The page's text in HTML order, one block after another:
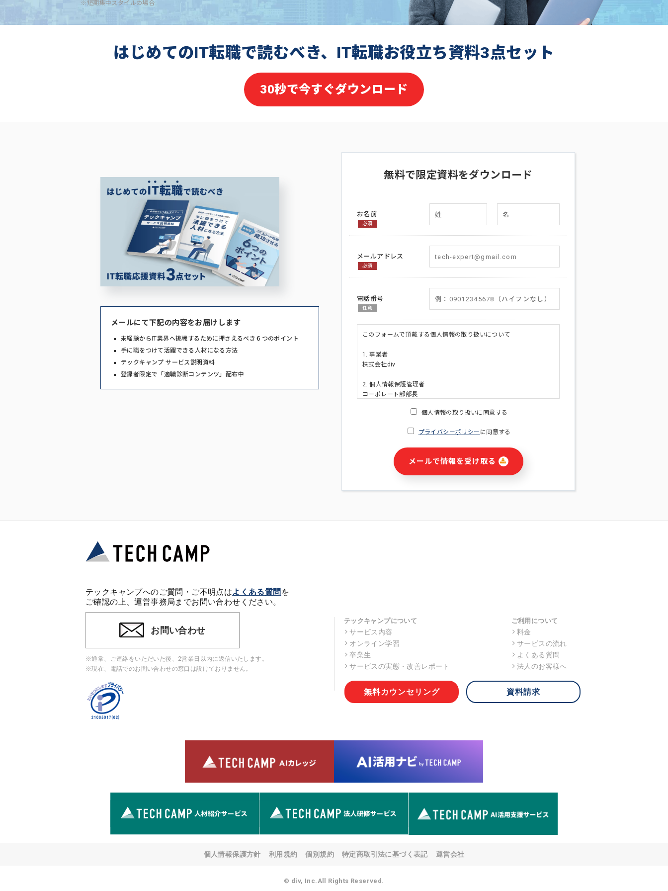
※短期集中スタイルの場合
はじめてのIT転職で読むべき、IT転職お役立ち資料3点セット
30秒で今すぐダウンロード
メールにて下記の内容をお届けします
未経験からIT業界へ挑戦するために押さえるべき６つのポイント
手に職をつけて活躍できる人材になる方法
テックキャンプ サービス説明資料
登録者限定で「適職診断コンテンツ」配布中
無料で限定資料をダウンロード
お名前
必須
メールアドレス
必須
電話番号
任意
このフォームで頂戴する個人情報の取り扱いについて
1. 事業者
株式会社div
2. 個人情報保護管理者
コーポレート部部長
・ご請求された資料の送付のため
・本サービス及び本サービスに関連する情報(当社及び第三者のサー
ビス又は商品等の広告配信・宣伝を含みますが、それらに限定されま
せん)の提供又はそれらに関する連絡のため
5. 個人情報取扱いの委託
当社は事業運営上、前項利用目的の範囲に限って個人情報を外部に委
託することがあります。この場合、個人情報保護水準の高い委託先を
選定し、個人情報の適正管理・機密保持についての契約を交わし、適
6. 個人情報の開示等の請求 ご本人様は、当社に対してご自身の個人
情報の開示等(利用目的の通知、開示、内容の訂正・追加・削除、利
す。ただし、申請が本人確認が不可能な場合や、個人情報保護法の定
す。 なお、アクセスログなどの個人情報以外の情報については、原則
【お問合せ窓口】
株式会社div 個人情報問合せ窓口
〒107-0052 東京都港区赤坂8-4-14 青山タワープレイス6階
メールアドレス:privacy_policy@di-v.co.jp
ご本人様が当社に個人情報を提供されるかどうかは任意によるもので
個人情報の取り扱いに同意する
プライバシーポリシー に同意する
メールで情報を受け取る
テックキャンプへのご質問・ご不明点はよくある質問 を
ご確認の上、運営事務局までお問い合わせください。
お問い合わせ
※通常、ご連絡をいただいた後、2営業日以内に返信いたします。
※現在、電話でのお問い合わせの窓口は設けておりません。
テックキャンプについて
サービス内容
オンライン学習
卒業生
サービスの実態・改善レポート
ご利用について
料金
サービスの流れ
よくある質問
法人のお客様へ
無料カウンセリング 資料請求
個人情報保護方針 利用規約 個別規約 特定商取引法に基づく表記 運営会社
© div, Inc.All Rights Reserved.